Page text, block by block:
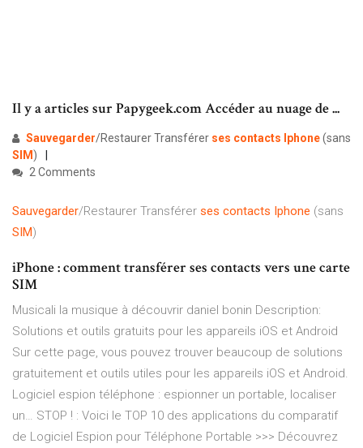
Il y a articles sur Papygeek.com Accéder au nuage de ...
Sauvegarder/Restaurer Transférer ses contacts Iphone(sans
SIM )
2 Comments
Sauvegarder/Restaurer Transférer ses contacts Iphone (sans
SIM)
iPhone : comment transférer ses contacts vers une carte
SIM
Musicali la musique à découvrir daniel bonin Description:
Solutions et outils gratuits pour les appareils iOS et Android
Sur cette page, vous pouvez trouver beaucoup de solutions
gratuitement et outils utiles pour les appareils iOS et Android.
Logiciel espion téléphone : espionner un portable, localiser
un… STOP ! : Voici le TOP 10 des applications du comparatif
de Logiciel Espion pour Téléphone Portable >>> Découvrez